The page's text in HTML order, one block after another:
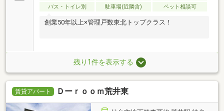
バス・トイレ別
駐車場(近隣含) ペット相談可
創業50年以上×管理戸数東北トップクラス！
残り1件を表示する
賃貸アパート Ｄーｒｏｏｍ荒井東